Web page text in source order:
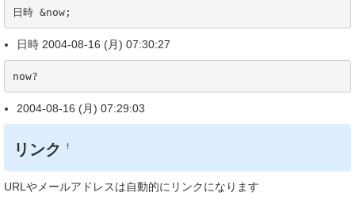
日時 &now;
日時 2004-08-16 (月) 07:30:27
now?
2004-08-16 (月) 07:29:03
リンク †
URLやメールアドレスは自動的にリンクになります